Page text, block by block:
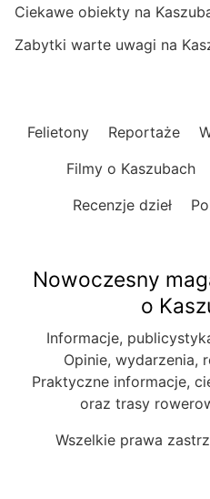
Ciekawe obiekty na
Zabytki warte uwagi na
Felietony Reportaże
Filmy o Kaszubach
Recenzje dzieł
Nowoczesny
o
Informacje,
Opinie, wydarzenia,
Praktyczne informacje,
oraz trasy
Wszelkie prawa